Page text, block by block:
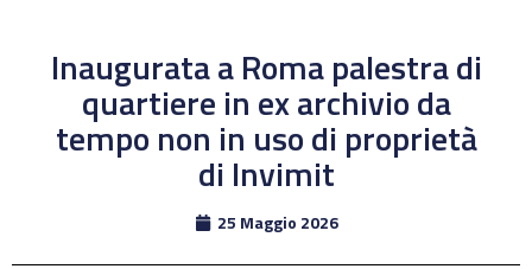
Inaugurata a Roma palestra di
quartiere in ex archivio da
tempo non in uso di proprietà
di Invimit
25 Maggio 2026